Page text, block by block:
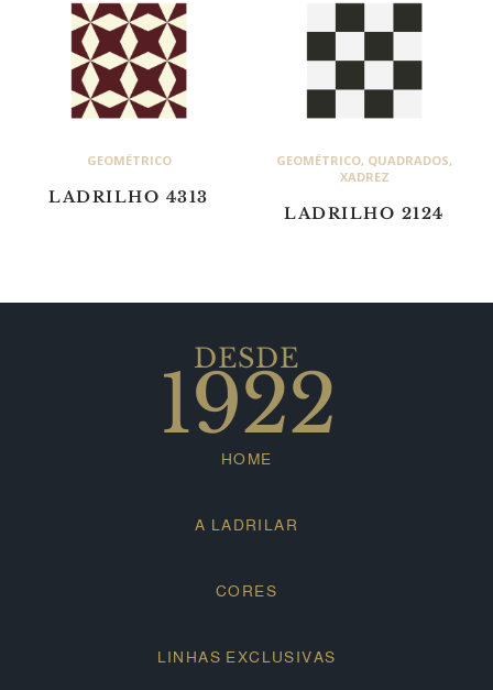
GEOMÉTRICO
LADRILHO 4313
GEOMÉTRICO, QUADRADOS,
XADREZ
LADRILHO 2124
DESDE
1922
HOME
A LADRILAR
CORES
LINHAS EXCLUSIVAS